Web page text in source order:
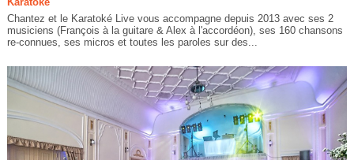
Chantez et le Karatoké Live vous accompagne depuis 2013 avec ses 2
musiciens (François à la guitare & Alex à l'accordéon), ses 160 chansons
re-connues, ses micros et toutes les paroles sur des...